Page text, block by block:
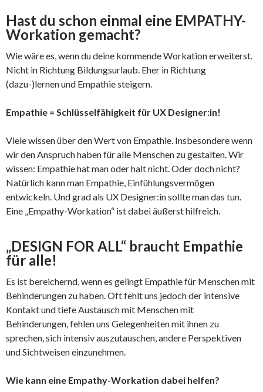
Hast du schon einmal eine EMPATHY-
Workation gemacht?
Wie wäre es, wenn du deine kommende Workation erweiterst.
Nicht in Richtung Bildungsurlaub. Eher in Richtung
(dazu-)lernen und Empathie steigern.
Empathie = Schlüsselfähigkeit für UX Designer:in!
Viele wissen über den Wert von Empathie. Insbesondere wenn
wir den Anspruch haben für alle Menschen zu gestalten. Wir
wissen: Empathie hat man oder halt nicht. Oder doch nicht?
Natürlich kann man Empathie, Einfühlungsvermögen
entwickeln. Und grad als UX Designer:in sollte man das tun.
Eine „Empathy-Workation“ ist dabei äußerst hilfreich.
„DESIGN FOR ALL“ braucht Empathie
für alle!
Es ist bereichernd, wenn es gelingt Empathie für Menschen mit
Behinderungen zu haben. Oft fehlt uns jedoch der intensive
Kontakt und tiefe Austausch mit Menschen mit
Behinderungen, fehlen uns Gelegenheiten mit ihnen zu
sprechen, sich intensiv auszutauschen, andere Perspektiven
und Sichtweisen einzunehmen.
Wie kann eine Empathy-Workation dabei helfen?